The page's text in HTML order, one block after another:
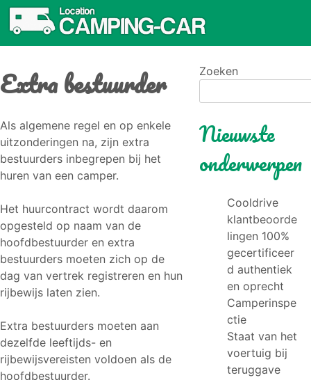
Extra bestuurder
Als algemene regel en op enkele
uitzonderingen na, zijn extra
bestuurders inbegrepen bij het
huren van een camper.
Het huurcontract wordt daarom
opgesteld op naam van de
hoofdbestuurder en extra
bestuurders moeten zich op de
dag van vertrek registreren en hun
rijbewijs laten zien.
Extra bestuurders moeten aan
dezelfde leeftijds- en
rijbewijsvereisten voldoen als de
hoofdbestuurder.
Zoeken
Nieuwste
onderwerpen
Cooldrive
klantbeoorde
lingen 100%
gecertificeer
d authentiek
en oprecht
Camperinspe
ctie
Staat van het
voertuig bij
teruggave